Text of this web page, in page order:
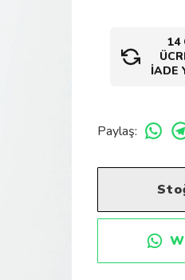
14
İADE
Paylaş: